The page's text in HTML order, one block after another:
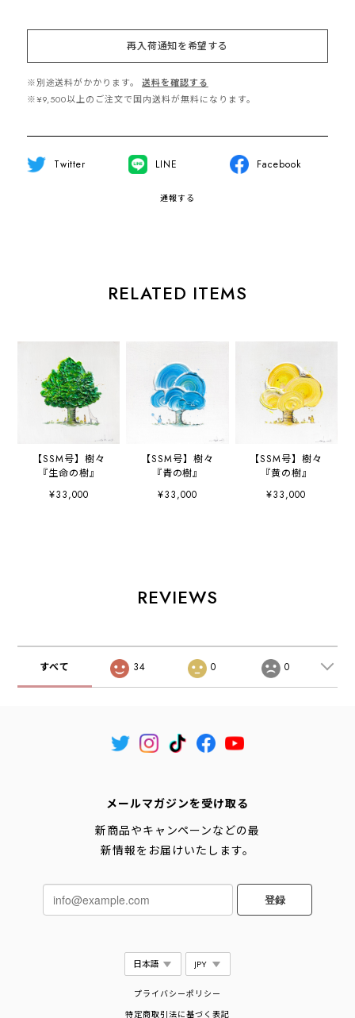
再入荷通知を希望する
※別途送料がかかります。
送料を確認する
※¥9,500以上のご注文で国内送料が無料になります。
Twitter LINE Facebook
通報する
RELATED ITEMS
【SSM号】樹々
『生命の樹』
¥33,000
【SSM号】樹々
『青の樹』
¥33,000
【SSM号】樹々
『黄の樹』
¥33,000
REVIEWS
すべて 34 0 0
メールマガジンを受け取る
新商品やキャンペーンなどの最
新情報をお届けいたします。
登録
プライバシーポリシー
特定商取引法に基づく表記